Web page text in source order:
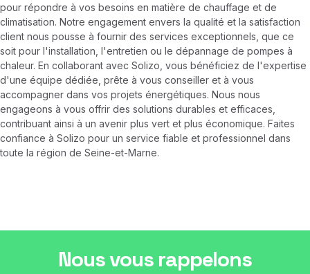
pour répondre à vos besoins en matière de chauffage et de
climatisation. Notre engagement envers la qualité et la satisfaction
client nous pousse à fournir des services exceptionnels, que ce
soit pour l'installation, l'entretien ou le dépannage de pompes à
chaleur. En collaborant avec Solizo, vous bénéficiez de l'expertise
d'une équipe dédiée, prête à vous conseiller et à vous
accompagner dans vos projets énergétiques. Nous nous
engageons à vous offrir des solutions durables et efficaces,
contribuant ainsi à un avenir plus vert et plus économique. Faites
confiance à Solizo pour un service fiable et professionnel dans
toute la région de Seine-et-Marne.
Nous vous rappelons